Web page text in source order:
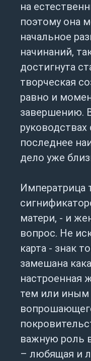
на
поэтому она
начальное
начинаний,
достигнута
творческая
равно и
завершению.
руководствах
последнее
дело уже
Императрица
матери, - и
вопрос. Не
карта - знак
замешана
настроенная
тем или иным
важную роль
– любящая и